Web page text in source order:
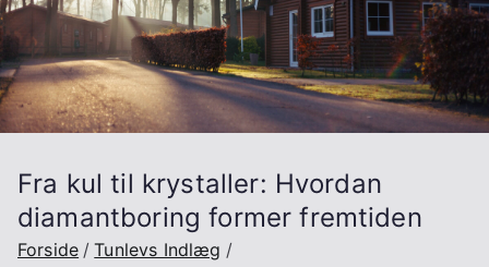
Fra kul til krystaller: Hvordan
diamantboring former fremtiden
Forside
Tunlevs Indlæg